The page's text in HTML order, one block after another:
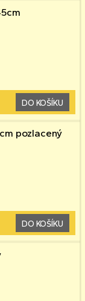
DO KOŠÍKU
pozlacený
DO KOŠÍKU